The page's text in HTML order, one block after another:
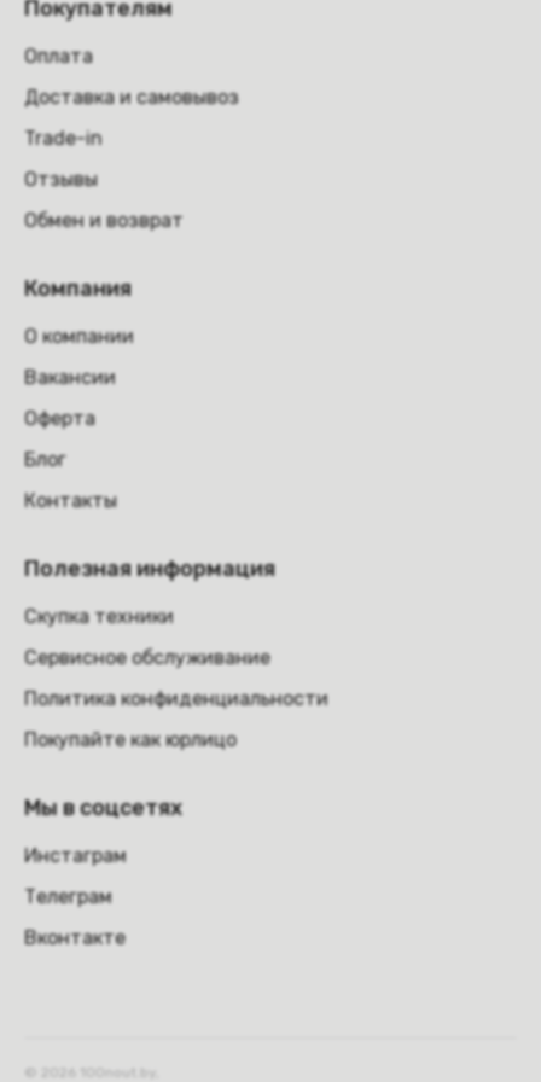
Покупателям
Оплата
Доставка и самовывоз
Trade-in
Отзывы
Обмен и возврат
Компания
О компании
Вакансии
Оферта
Блог
Контакты
Полезная информация
Скупка техники
Сервисное обслуживание
Политика конфиденциальности
Покупайте как юрлицо
Мы в соцсетях
Инстаграм
Телеграм
Вконтакте